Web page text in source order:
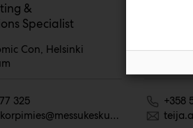
&
Specialist
Con, Helsinki
325
+358